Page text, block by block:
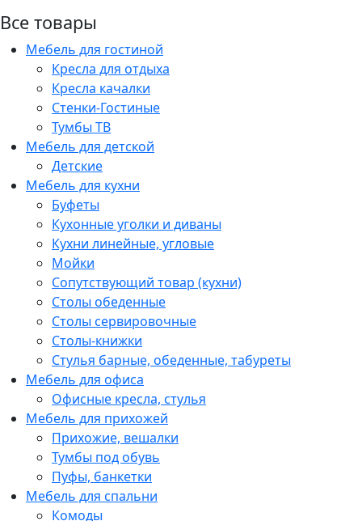
Все товары
Мебель для гостиной
Кресла для отдыха
Кресла качалки
Стенки-Гостиные
Тумбы ТВ
Мебель для детской
Детские
Мебель для кухни
Буфеты
Кухонные уголки и диваны
Кухни линейные, угловые
Мойки
Сопутствующий товар (кухни)
Столы обеденные
Столы сервировочные
Столы-книжки
Стулья барные, обеденные, табуреты
Мебель для офиса
Офисные кресла, стулья
Мебель для прихожей
Прихожие, вешалки
Тумбы под обувь
Пуфы, банкетки
Мебель для спальни
Комоды